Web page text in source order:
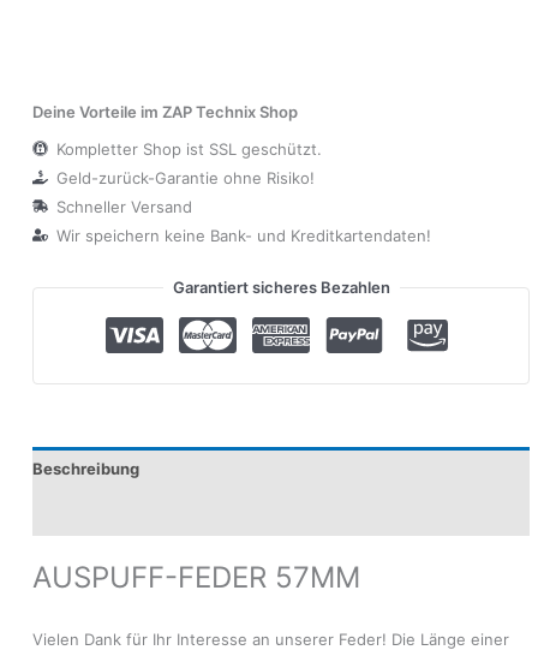
Deine Vorteile im ZAP Technix Shop
Kompletter Shop ist SSL geschützt.
Geld-zurück-Garantie ohne Risiko!
Schneller Versand
Wir speichern keine Bank- und Kreditkartendaten!
Garantiert sicheres Bezahlen
Beschreibung
AUSPUFF-FEDER 57MM
Vielen Dank für Ihr Interesse an unserer Feder! Die Länge einer